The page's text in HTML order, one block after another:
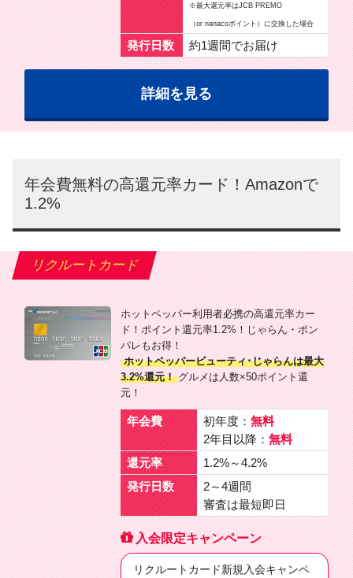
※最大還元率はJCB PREMO
（or nanacoポイント）に交換した場合
発行日数 約1週間でお届け
詳細を見る
年会費無料の高還元率カード！Amazonで
1.2%
リクルートカード
ホットペッパー利用者必携の高還元率カー
ド！ポイント還元率1.2%！じゃらん・ポン
パレもお得！
ホットペッパービューティ･じゃらんは最大
3.2%還元！ グルメは人数×50ポイント還
元！
年会費 初年度： 無料
2年目以降： 無料
還元率
1.2%～4.2%
発行日数
2～4週間
審査は最短即日
入会限定キャンペーン
リクルートカード新規入会キャンペ